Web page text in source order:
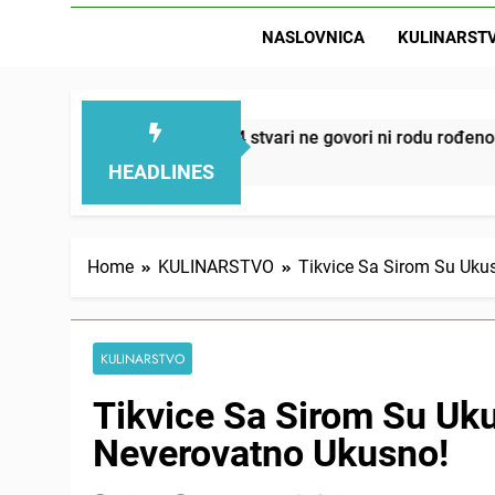
NASLOVNICA
HEADLINES
– ove 4 stvari ne govori ni rodu rođenom
Home KULINARSTVO Tikvice Sa Sirom Su
KULINARSTVO
Tikvice Sa Sirom Su
Neverovatno Ukusno!